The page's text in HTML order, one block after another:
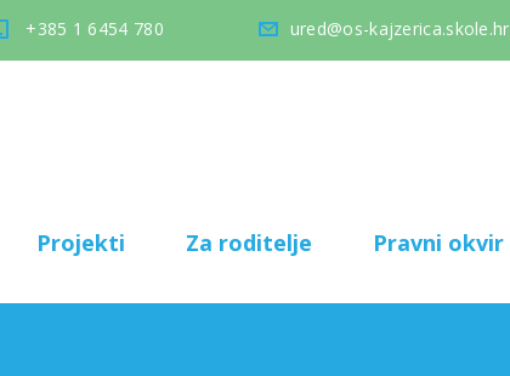
+385 1 6454 780 ured@os-kajzerica.skole.hr
Projekti Za roditelje Pravni okvir